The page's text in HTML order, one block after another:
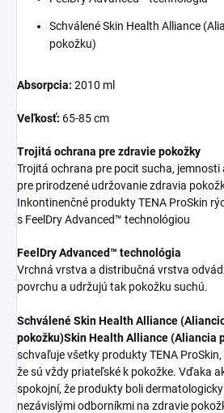
Schválené Skin Health Alliance
pokožku)
Absorpcia: 2010 ml
Veľkosť: 65-85 cm
Trojitá ochrana pre zdravie pokožky
Trojitá ochrana pre pocit sucha, jemnosti
pre prirodzené udržovanie zdravia
Inkontinenčné produkty TENA ProSkin
s FeelDry Advanced™ technológiou
FeelDry Advanced™ technológia
Vrchná vrstva a distribučná vrstva
povrchu a udržujú tak pokožku suchú.
Schválené Skin Health Alliance
pokožku)Skin Health Alliance (Aliancia
schvaľuje všetky produkty TENA
že sú vždy priateľské k pokožke. Vďaka
spokojní, že produkty boli
nezávislými odborníkmi na zdravie